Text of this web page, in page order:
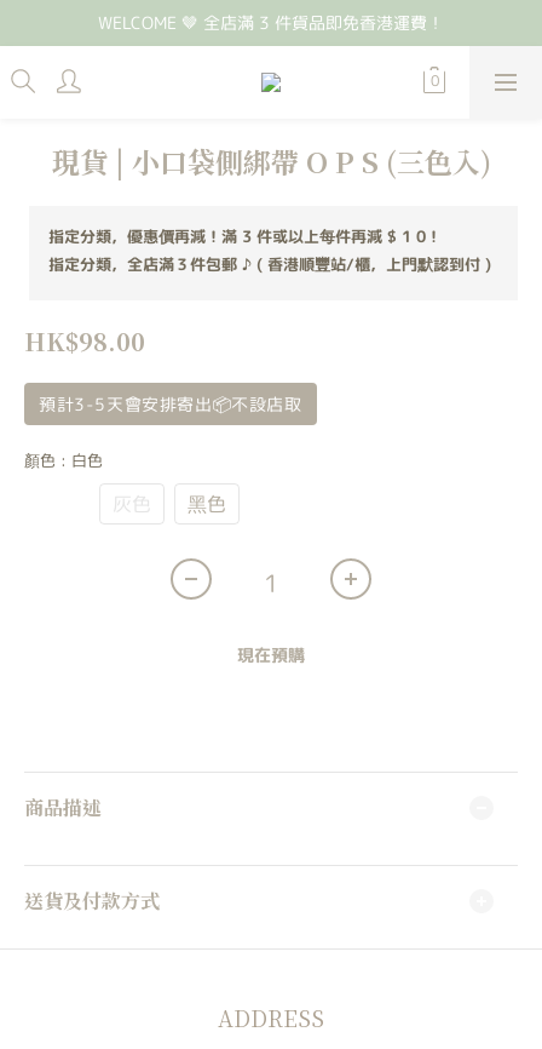
WELCOME 🤎 全店滿 3 件貨品即免香港運費！
現貨 | 小口袋側綁帶 O P S (三色入)
指定分類，優惠價再減！滿 3 件或以上每件再減 $ 1 0！
指定分類，全店滿３件包郵 ♪ ( 香港順豐站/櫃，上門默認到付 )
HK$98.00
預計3-5天會安排寄出📦不設店取
顏色 : 白色
灰色 黑色
現在預購
商品描述
送貨及付款方式
ADDRESS